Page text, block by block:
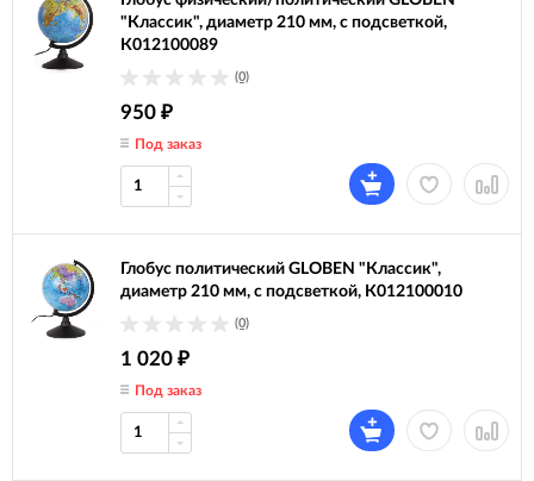
"Классик", диаметр 210 мм, с подсветкой,
К012100089
(0)
950 ₽
Под заказ
Глобус политический GLOBEN "Классик",
диаметр 210 мм, с подсветкой, К012100010
(0)
1 020 ₽
Под заказ